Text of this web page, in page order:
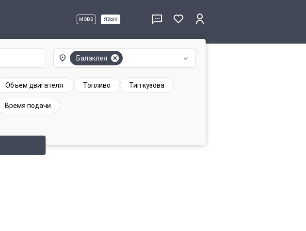
мова язык
Балаклея
Объем двигателя Топливо Тип кузова
Время подачи